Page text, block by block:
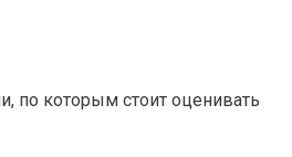
по которым стоит оценивать